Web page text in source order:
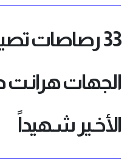
33 رصاصات
الجهات هرانـت
الأخـير شـهيداً